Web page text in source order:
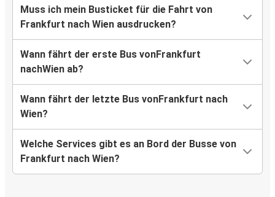
Muss ich mein Busticket für die Fahrt von
Frankfurt nach Wien ausdrucken?
Wann fährt der erste Bus vonFrankfurt
nachWien ab?
Wann fährt der letzte Bus vonFrankfurt nach
Wien?
Welche Services gibt es an Bord der Busse von
Frankfurt nach Wien?